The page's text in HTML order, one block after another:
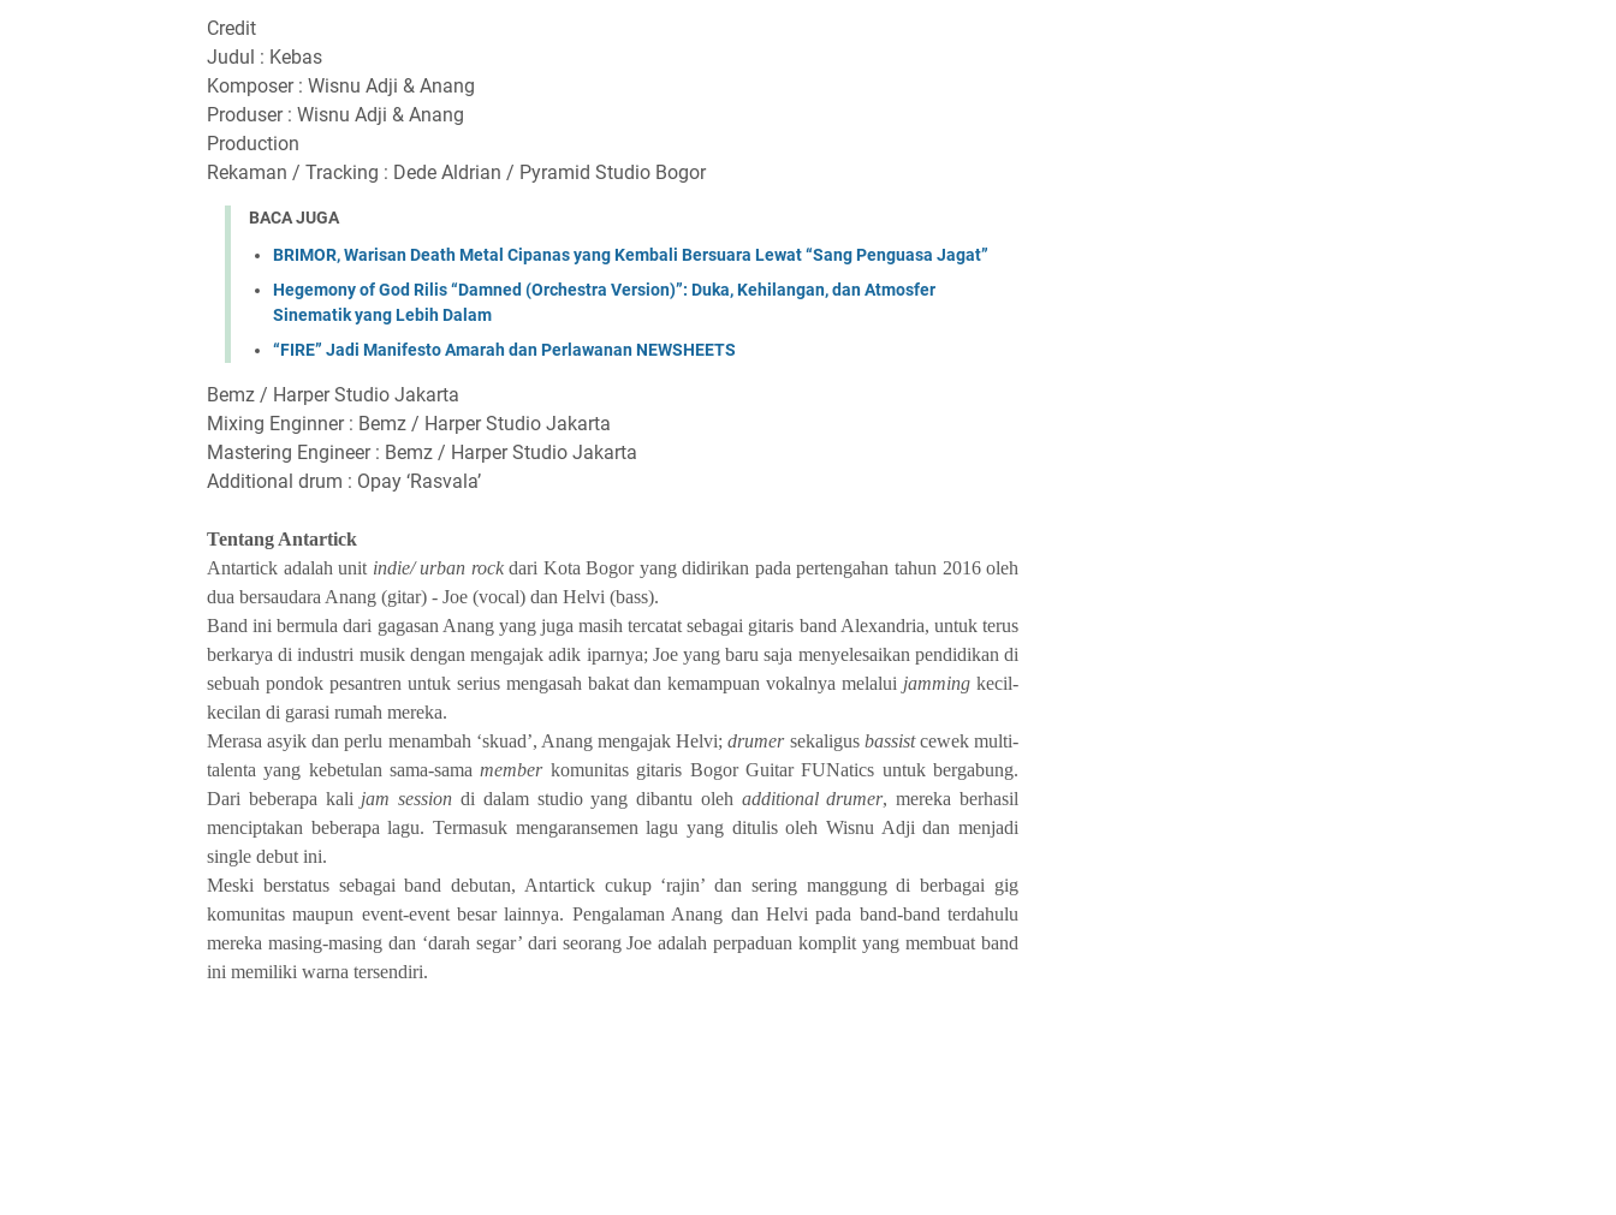
Credit
Judul : Kebas
Komposer : Wisnu Adji & Anang
Produser : Wisnu Adji & Anang
Production
Rekaman / Tracking : Dede Aldrian / Pyramid Studio Bogor
BACA JUGA
BRIMOR, Warisan Death Metal Cipanas yang Kembali Bersuara Lewat “Sang Penguasa Jagat”
Hegemony of God Rilis “Damned (Orchestra Version)”: Duka, Kehilangan, dan Atmosfer
Sinematik yang Lebih Dalam
“FIRE” Jadi Manifesto Amarah dan Perlawanan NEWSHEETS
Bemz / Harper Studio Jakarta
Mixing Enginner : Bemz / Harper Studio Jakarta
Mastering Engineer : Bemz / Harper Studio Jakarta
Additional drum : Opay ‘Rasvala’
Tentang Antartick
Antartick adalah unit indie/ urban rockdari Kota Bogor yang didirikan pada pertengahan tahun 2016 oleh
dua bersaudara Anang (gitar) - Joe (vocal) dan Helvi (bass).
Band ini bermula dari gagasan Anang yang juga masih tercatat sebagai gitaris band Alexandria, untuk terus
berkarya di industri musik dengan mengajak adik iparnya; Joe yang baru saja menyelesaikan pendidikan di
sebuah pondok pesantren untuk serius mengasah bakat dan kemampuan vokalnya melalui jamming kecil-
kecilan di garasi rumah mereka.
Merasa asyik dan perlu menambah ‘skuad’, Anang mengajak Helvi;drumersekaligus bassistcewek multi-
talenta yang kebetulan sama-samamemberkomunitas gitaris Bogor Guitar FUNatics untuk bergabung.
Dari beberapa kali jam session di dalam studio yang dibantu oleh additional drumer, mereka berhasil
menciptakan beberapa lagu. Termasuk mengaransemen lagu yang ditulis oleh Wisnu Adji dan menjadi
single debut ini.
Meski berstatus sebagai band debutan, Antartick cukup ‘rajin’ dan sering manggung di berbagai gig
komunitas maupun event-event besar lainnya. Pengalaman Anang dan Helvi pada band-band terdahulu
mereka masing-masing dan ‘darah segar’ dari seorang Joe adalah perpaduan komplit yang membuat band
ini memiliki warna tersendiri.